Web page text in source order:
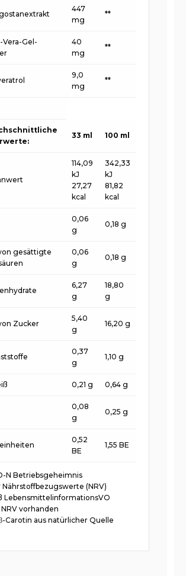
447
mg
**
Vera-Gel-
40
mg
**
9,0
mg
**
33 ml 100 ml
114,09
kJ
27,27
kcal
342,33
kJ
81,82
kcal
0,06
g
0,18 g
gesättigte
0,06
g
0,18 g
6,27
g
18,80
g
Zucker
5,40
g
16,20 g
0,37
g
1,10 g
0,21 g 0,64 g
0,08
g
0,25 g
0,52
BE
1,55 BE
N Betriebsgeheimnis
Nährstoffbezugswerte (NRV)
LebensmittelinformationsVO
NRV vorhanden
Carotin aus natürlicher Quelle